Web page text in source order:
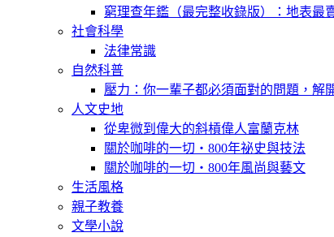
窮理查年鑑（最完整收錄版）：地表最
社會科學
法律常識
自然科普
壓力：你一輩子都必須面對的問題，解
人文史地
從卑微到偉大的斜槓偉人富蘭克林
關於咖啡的一切‧800年祕史與技法
關於咖啡的一切‧800年風尚與藝文
生活風格
親子教養
文學小說